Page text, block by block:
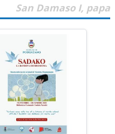
San Damaso I, papa